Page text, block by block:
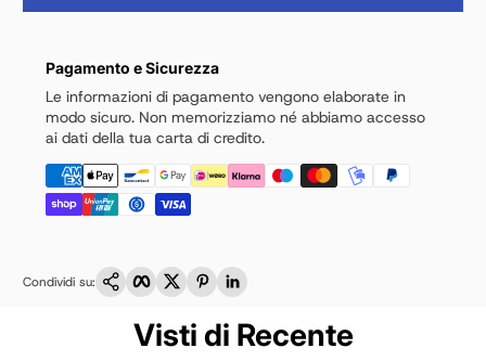
Pagamento e Sicurezza
Le informazioni di pagamento vengono elaborate in
modo sicuro. Non memorizziamo né abbiamo accesso
ai dati della tua carta di credito.
Condividi su:
Copia linkFacebook
TwitterPinterestLinkedIn
Visti di Recente